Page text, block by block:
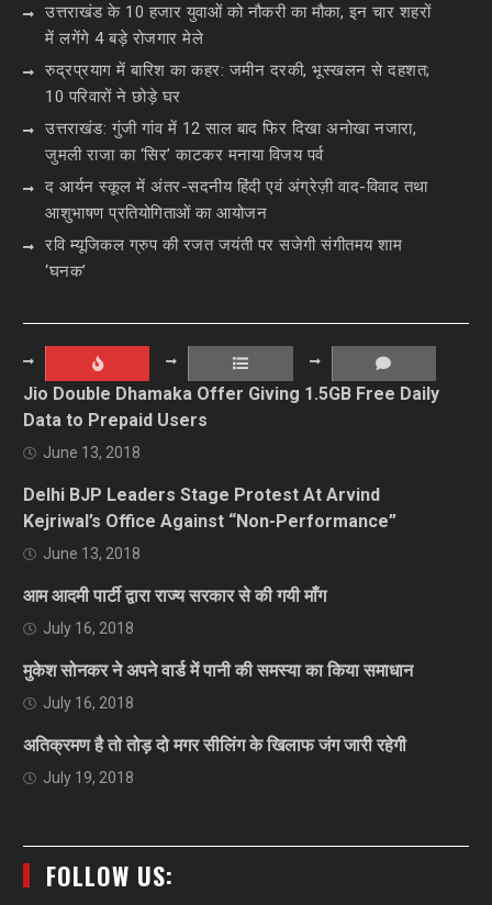
उत्तराखंड के 10 हजार युवाओं को नौकरी का मौका, इन चार शहरों
में लगेंगे 4 बड़े रोजगार मेले
रुद्रप्रयाग में बारिश का कहर: जमीन दरकी, भूस्खलन से दहशत;
10 परिवारों ने छोड़े घर
उत्तराखंड: गुंजी गांव में 12 साल बाद फिर दिखा अनोखा नजारा,
जुमली राजा का ‘सिर’ काटकर मनाया विजय पर्व
द आर्यन स्कूल में अंतर-सदनीय हिंदी एवं अंग्रेज़ी वाद-विवाद तथा
आशुभाषण प्रतियोगिताओं का आयोजन
रवि म्यूजिकल ग्रुप की रजत जयंती पर सजेगी संगीतमय शाम
‘घनक’
Jio Double Dhamaka Offer Giving 1.5GB Free Daily
Data to Prepaid Users
June 13, 2018
Delhi BJP Leaders Stage Protest At Arvind
Kejriwal’s Office Against “Non-Performance”
June 13, 2018
आम आदमी पार्टी द्वारा राज्य सरकार से की गयी माँग
July 16, 2018
मुकेश सोनकर ने अपने वार्ड में पानी की समस्या का किया समाधान
July 16, 2018
अतिक्रमण है तो तोड़ दो मगर सीलिंग के खिलाफ जंग जारी रहेगी
July 19, 2018
FOLLOW US: